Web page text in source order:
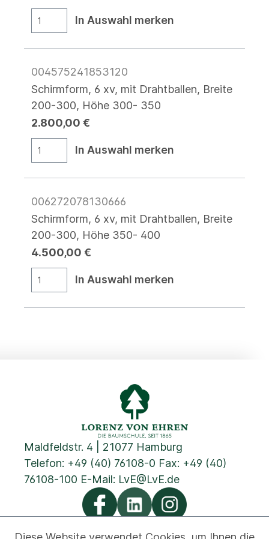
In Auswahl merken
004575241853120
Schirmform, 6 xv, mit Drahtballen, Breite
200-300, Höhe 300- 350
2.800,00 €
In Auswahl merken
006272078130666
Schirmform, 6 xv, mit Drahtballen, Breite
200-300, Höhe 350- 400
4.500,00 €
In Auswahl merken
Maldfeldstr. 4 | 21077 Hamburg
Telefon: +49 (40) 76108-0 Fax: +49 (40)
76108-100 E-Mail: LvE@LvE.de